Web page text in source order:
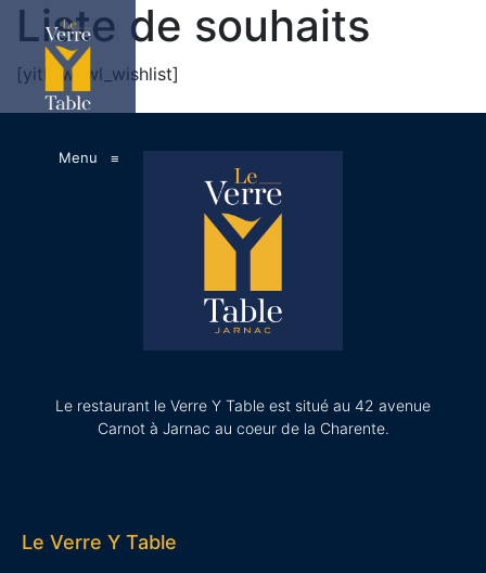
Menu ≡
Liste de souhaits
[yith_wcwl_wishlist]
Le restaurant le Verre Y Table est situé au 42 avenue
Carnot à Jarnac au coeur de la Charente.
Le Verre Y Table